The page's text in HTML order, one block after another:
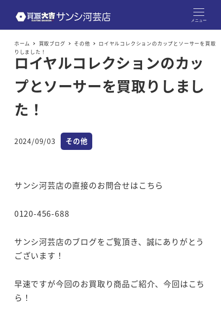
メニュー
ホーム 買取ブログ その他
ロイヤルコレクションのカップとソーサーを買取
りしました！
ロイヤルコレクションのカッ
プとソーサーを買取りしまし
た！
投稿日
2024/09/03 カテゴリー
その他
サンシ河芸店の直接のお問合せはこちら
0120-456-688
サンシ河芸店のブログをご覧頂き、誠にありがとう
ございます！
早速ですが今回のお買取り商品ご紹介、今回はこち
ら！